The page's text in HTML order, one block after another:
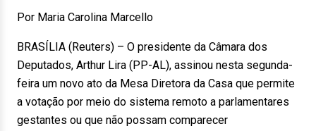
Por Maria Carolina Marcello
BRASÍLIA (Reuters) – O presidente da Câmara dos
Deputados, Arthur Lira (PP-AL), assinou nesta segunda-
feira um novo ato da Mesa Diretora da Casa que permite
a votação por meio do sistema remoto a parlamentares
gestantes ou que não possam comparecer